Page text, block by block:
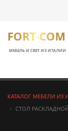
FORT-COM
МЕБЕЛЬ И СВЕТ ИЗ ИТАЛИИ
КАТАЛОГ МЕБЕЛИ ИЗ
СТОЛ